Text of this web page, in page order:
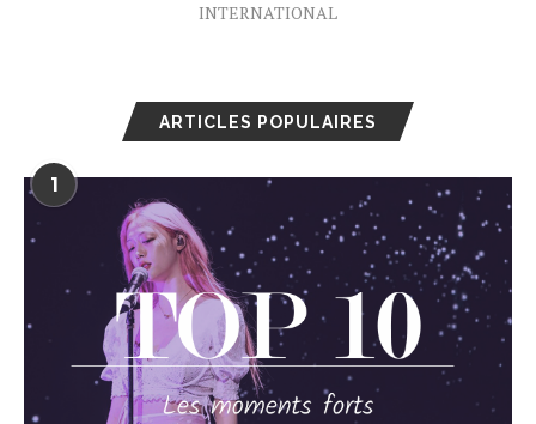
INTERNATIONAL
ARTICLES POPULAIRES
1